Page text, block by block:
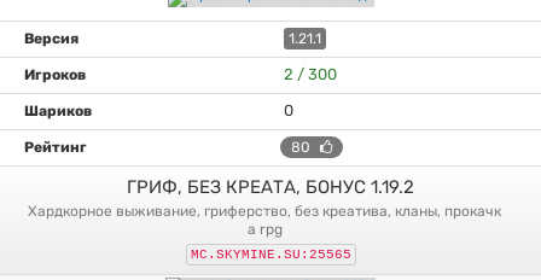
1.21.1
2 / 300
0
80
ГРИФ, БЕЗ КРЕАТА, БОНУС 1.19.2
хардкорное выживание, гриферство, без креатива, кланы, прокачк
а rpg
MC.SKYMINE.SU:25565